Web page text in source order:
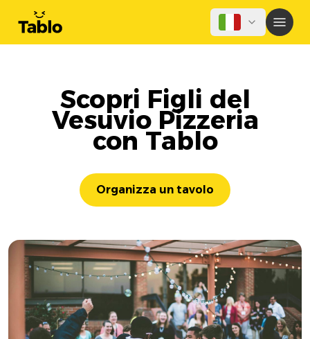
Scopri Figli del
Vesuvio Pizzeria
con Tablo
Organizza un tavolo